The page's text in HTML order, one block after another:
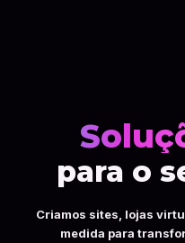
para o
Criamos sites, lojas
medida para